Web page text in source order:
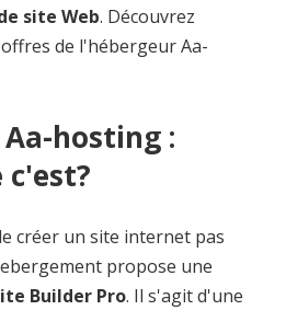
site Web. Découvrez
de l'hébergeur Aa-
hosting :
c'est?
créer un site internet pas
propose une
Builder Pro. Il s'agit d'une